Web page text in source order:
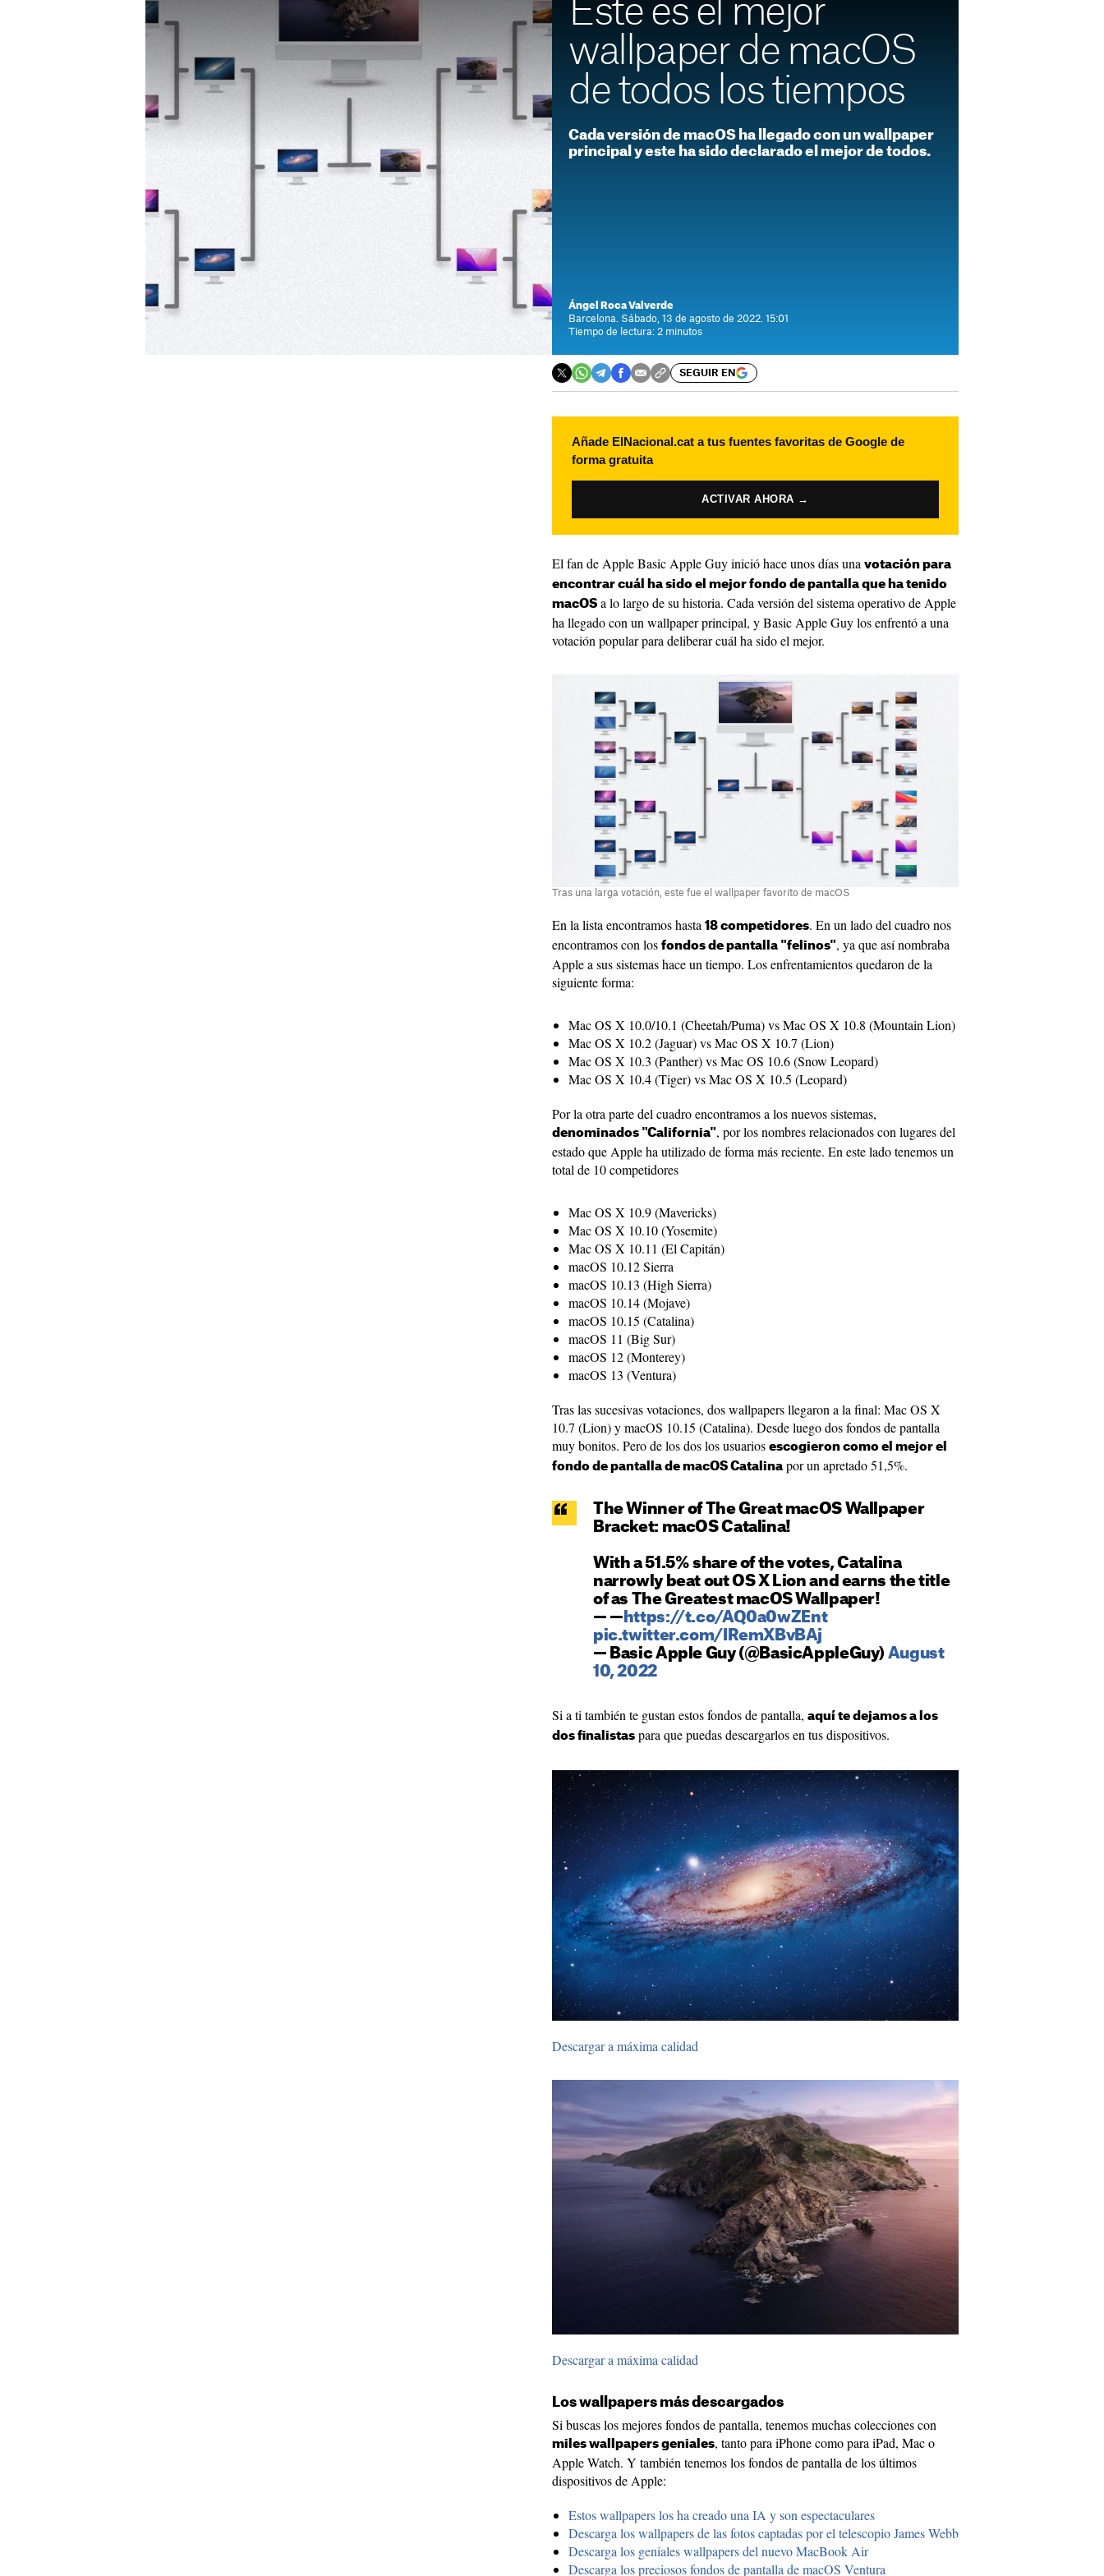
Este es el mejor
wallpaper de macOS
de todos los tiempos
Cada versión de macOS ha llegado con un wallpaper
principal y este ha sido declarado el mejor de todos.
Ángel Roca Valverde
Barcelona. Sábado, 13 de agosto de 2022. 15:01
Tiempo de lectura: 2 minutos
SEGUIR EN
Añade ElNacional.cat a tus fuentes favoritas de Google de
forma gratuita
ACTIVAR AHORA →
El fan de Apple Basic Apple Guy inició hace unos días una votación para
encontrar cuál ha sido el mejor fondo de pantalla que ha tenido
macOS a lo largo de su historia. Cada versión del sistema operativo de Apple
ha llegado con un wallpaper principal, y Basic Apple Guy los enfrentó a una
votación popular para deliberar cuál ha sido el mejor.
Tras una larga votación, este fue el wallpaper favorito de macOS
En la lista encontramos hasta 18 competidores. En un lado del cuadro nos
encontramos con los fondos de pantalla "felinos", ya que así nombraba
Apple a sus sistemas hace un tiempo. Los enfrentamientos quedaron de la
siguiente forma:
Mac OS X 10.0/10.1 (Cheetah/Puma) vs Mac OS X 10.8 (Mountain Lion)
Mac OS X 10.2 (Jaguar) vs Mac OS X 10.7 (Lion)
Mac OS X 10.3 (Panther) vs Mac OS 10.6 (Snow Leopard)
Mac OS X 10.4 (Tiger) vs Mac OS X 10.5 (Leopard)
Por la otra parte del cuadro encontramos a los nuevos sistemas,
denominados "California", por los nombres relacionados con lugares del
estado que Apple ha utilizado de forma más reciente. En este lado tenemos un
total de 10 competidores
Mac OS X 10.9 (Mavericks)
Mac OS X 10.10 (Yosemite)
Mac OS X 10.11 (El Capitán)
macOS 10.12 Sierra
macOS 10.13 (High Sierra)
macOS 10.14 (Mojave)
macOS 10.15 (Catalina)
macOS 11 (Big Sur)
macOS 12 (Monterey)
macOS 13 (Ventura)
Tras las sucesivas votaciones, dos wallpapers llegaron a la final: Mac OS X
10.7 (Lion) y macOS 10.15 (Catalina). Desde luego dos fondos de pantalla
muy bonitos. Pero de los dos los usuarios escogieron como el mejor el
fondo de pantalla de macOS Catalina por un apretado 51,5%.
The Winner of The Great macOS Wallpaper
Bracket: macOS Catalina!
With a 51.5% share of the votes, Catalina
narrowly beat out OS X Lion and earns the title
of as The Greatest macOS Wallpaper!
— — https://t.co/AQ0a0wZEnt
pic.twitter.com/IRemXBvBAj
— Basic Apple Guy (@BasicAppleGuy) August
10, 2022
Si a ti también te gustan estos fondos de pantalla, aquí te dejamos a los
dos finalistas para que puedas descargarlos en tus dispositivos.
Descargar a máxima calidad
Descargar a máxima calidad
Los wallpapers más descargados
Si buscas los mejores fondos de pantalla, tenemos muchas colecciones con
miles wallpapers geniales, tanto para iPhone como para iPad, Mac o
Apple Watch. Y también tenemos los fondos de pantalla de los últimos
dispositivos de Apple:
Estos wallpapers los ha creado una IA y son espectaculares
Descarga los wallpapers de las fotos captadas por el telescopio James Webb
Descarga los geniales wallpapers del nuevo MacBook Air
Descarga los preciosos fondos de pantalla de macOS Ventura